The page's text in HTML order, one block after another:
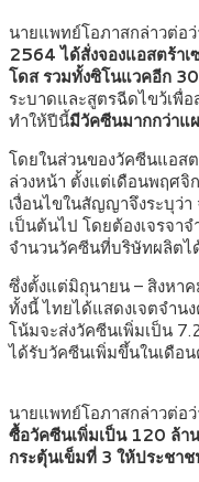
นายแพทย์โอภาสกล่าวต่อ
2564 ได้สั่งจองแอสตร้าเ
โดส รวมทั้งซิโนแวคอีก
ระบาดและสูตรฉีดไขว้เพื่อ
ทำให้ปีนี้มีวัคซีนมากกว่าแ
โดยในส่วนของวัคซีนแอส
ล่วงหน้า ตั้งแต่เดือนพฤศจิ
เงื่อนไขในสัญญาจึงระบุว่
เป็นต้นไป โดยต้องเจรจา
จำนวนวัคซีนที่บริษัทผลิตไ
ซึ่งตั้งแต่มิถุนายน – สิงหา
ทั้งนี้ ไทยได้แสดงเจตจำ
โน้มจะส่งวัคซีนเพิ่มเป็น
ได้รับวัคซีนเพิ่มขึ้นในเดือ
นายแพทย์โอภาสกล่าวต่อว่
ซื้อวัคซีนเพิ่มเป็น 120 ล้า
กระตุ้นเข็มที่ 3 ให้ประชา